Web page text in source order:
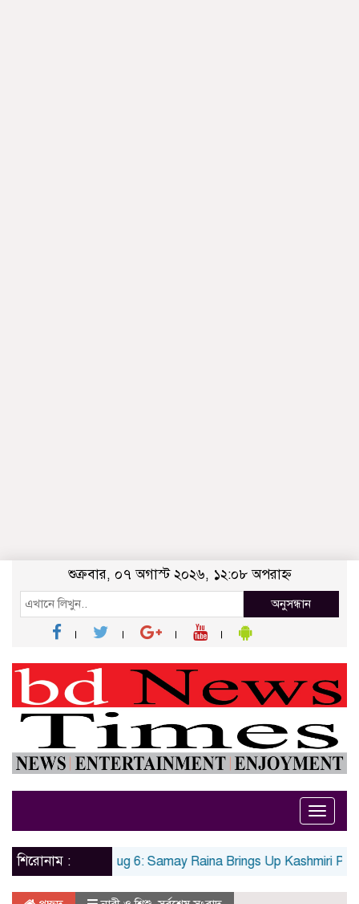
শুক্রবার, ০৭ অগাস্ট ২০২৬, ১২:০৮ অপরাহ্ন
অনুসন্ধান
Toggle
শিরোনাম :
Ent News, Aug 6: Samay Raina Brings Up Kashmiri Pandit